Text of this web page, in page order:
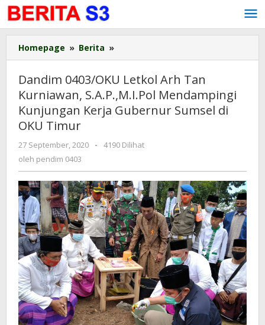
Lewati
ke
konten
Homepage » Berita »
0403/OKU
Letkol
Arh
Tan
Kurniawan,
Kunjungan
Gubernur
Sumsel
di
OKU
Timur
Dandim 0403/OKU Letkol Arh Tan
Kurniawan, S.A.P.,M.I.Pol Mendampingi
Kunjungan Kerja Gubernur Sumsel di
OKU Timur
27 September, 2020
oleh
-
4190 Dilihat
oleh pendim 0403